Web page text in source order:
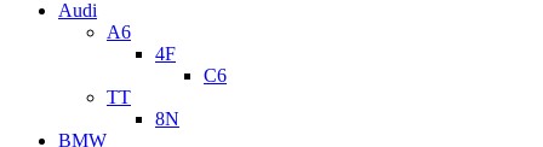
Audi
A6
4F
C6
TT
8N
BMW